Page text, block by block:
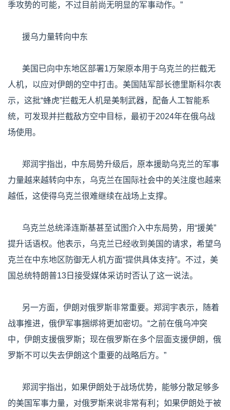
季攻势的可能，不过目前尚无明显的军事动作。”
援乌力量转向中东
美国已向中东地区部署1万架原本用于乌克兰的拦截无
人机，以应对伊朗的空中打击。美国陆军部长德里斯科尔表
示，这批“蜂虎”拦截无人机是美制武器，配备人工智能系
统，可发现并拦截敌方空中目标，最初于2024年在俄乌战
场使用。
郑润宇指出，中东局势升级后，原本援助乌克兰的军事
力量越来越转向中东，乌克兰在国际社会中的关注度也越来
越低，这使得乌克兰很难继续在战场上支撑。
乌克兰总统泽连斯基甚至试图介入中东局势，用“援美”
提升话语权。他表示，乌克兰已经收到美国的请求，希望乌
克兰在中东地区防御无人机方面“提供具体支持”。不过，美
国总统特朗普13日接受媒体采访时否认了这一说法。
另一方面，伊朗对俄罗斯非常重要。郑润宇表示，随着
战事推进，俄伊军事捆绑将更加密切。“之前在俄乌冲突
中，伊朗支援俄罗斯；现在俄罗斯在多个层面支援伊朗，俄
罗斯不可以失去伊朗这个重要的战略后方。”
郑润宇指出，如果伊朗处于战场优势，能够分散足够多
的美国军事力量，对俄罗斯来说非常有利；如果伊朗处于被